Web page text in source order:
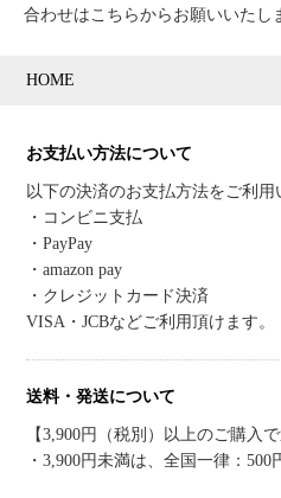
合わせはこちらからお願いいたし
HOME
お支払い方法について
以下の決済のお支払方法をご利用
・コンビニ支払
・PayPay
・amazon pay
・クレジットカード決済
VISA・JCBなどご利用頂けます。
送料・発送について
【3,900円（税別）以上のご購入で
・3,900円未満は、全国一律：500